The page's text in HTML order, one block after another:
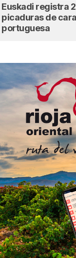
Euskadi registra
picaduras de
portuguesa